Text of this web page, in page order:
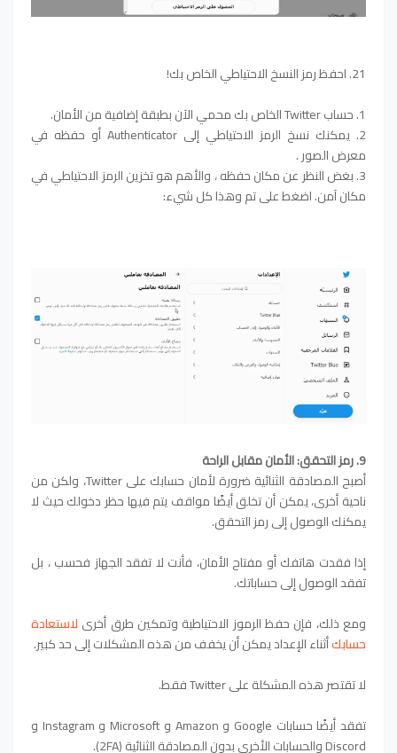
21. احفظ رمز النسخ الاحتياطي الخاص بك!
1. حساب Twitter الخاص بك محمي الآن بطبقة إضافية من الأمان.
2. يمكنك نسخ الرمز الاحتياطي إلى Authenticator أو حفظه في
معرض الصور .
3. بغض النظر عن مكان حفظه ، والأهم هو تخزين الرمز الاحتياطي في
مكان آمن. اضغط على تم وهذا كل شيء:
9. رمز التحقق: الأمان مقابل الراحة
أصبح المصادقة الثنائية ضرورة لأمان حسابك على Twitter، ولكن من
ناحية أخرى، يمكن أن تخلق أيضًا مواقف يتم فيها حظر دخولك حيث لا
يمكنك الوصول إلى رمز التحقق.
إذا فقدت هاتفك أو مفتاح الأمان، فأنت لا تفقد الجهاز فحسب ، بل
تفقد الوصول إلى حساباتك.
ومع ذلك، فإن حفظ الرموز الاحتياطية وتمكين طرق أخرى لاستعادة
حسابكأثناء الإعداد يمكن أن يخفف من هذه المشكلات إلى حد كبير.
لا تقتصر هذه المشكلة على Twitter فقط.
تفقد أيضًا حسابات Google و Amazon و Microsoft و Instagram و
Discord والحسابات الأخرى بدون المصادقة الثنائية (2FA).